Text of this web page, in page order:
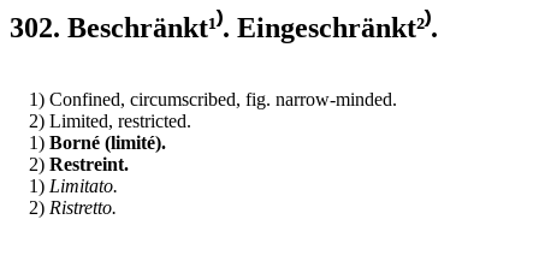
302. Beschränkt¹⁾. Eingeschränkt²⁾.
1) Confined, circumscribed, fig. narrow-minded.
2) Limited, restricted.
1) Borné (limité).
2) Restreint.
1) Limitato.
2) Ristretto.